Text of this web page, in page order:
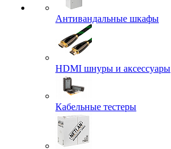
Антивандальные шкафы
HDMI шнуры и аксессуары
Кабельные тестеры